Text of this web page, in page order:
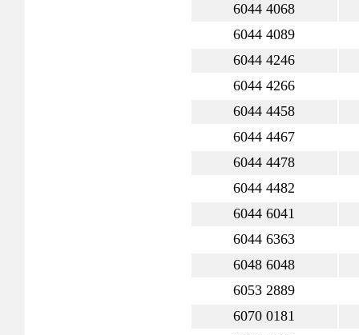
6044 4068
6044 4089
6044 4246
6044 4266
6044 4458
6044 4467
6044 4478
6044 4482
6044 6041
6044 6363
6048 6048
6053 2889
6070 0181